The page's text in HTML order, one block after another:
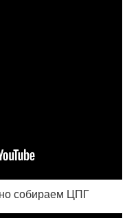
собираем ЦПГ